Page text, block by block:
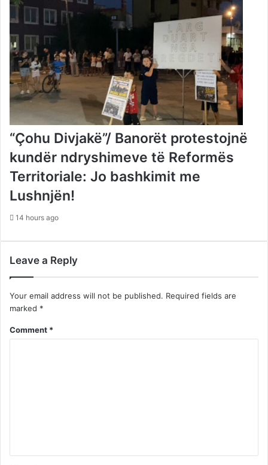
“Çohu Divjakë”/ Banorët protestojnë
kundër ndryshimeve të Reformës
Territoriale: Jo bashkimit me
Lushnjën!
14 hours ago
Leave a Reply
Your email address will not be published. Required fields are
marked *
Comment *